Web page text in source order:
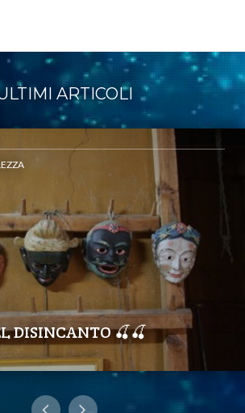
ARTICOLI
DISINCANTO 🍒🍒